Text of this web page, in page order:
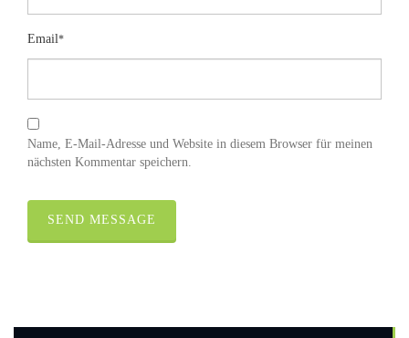
Email*
Name, E-Mail-Adresse und Website in diesem Browser für meinen
nächsten Kommentar speichern.